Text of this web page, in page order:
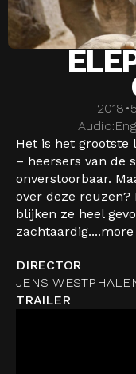
2018 •
Audio:
Het is het grootste
– heersers van de
onverstoorbaar.
over deze reuzen?
blijken ze heel
zachtaardig....more
DIRECTOR
JENS
TRAILER